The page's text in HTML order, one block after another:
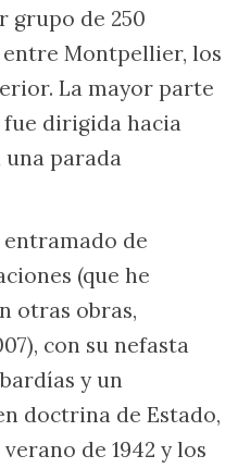
grupo de 250
Montpellier, los
La mayor parte
dirigida hacia
una parada
de
(que he
otras obras,
con su nefasta
y un
doctrina de Estado,
de 1942 y los